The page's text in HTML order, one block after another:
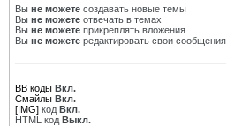
Вы не можете создавать новые темы
Вы не можете отвечать в темах
Вы не можете прикреплять вложения
Вы не можете редактировать свои сообщения
BB коды Вкл.
Смайлы Вкл.
[IMG] код Вкл.
HTML код Выкл.